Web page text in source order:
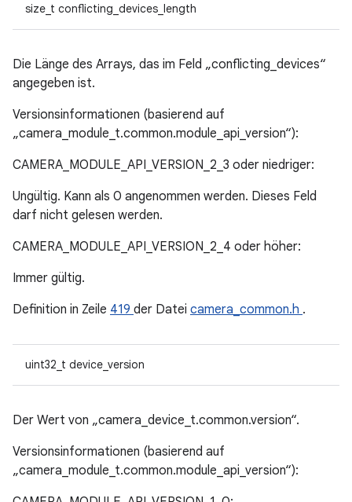
size_t conflicting_devices_length
Die Länge des Arrays, das im Feld „conflicting_devices“
angegeben ist.
Versionsinformationen (basierend auf
„camera_module_t.common.module_api_version“):
CAMERA_MODULE_API_VERSION_2_3 oder niedriger:
Ungültig. Kann als 0 angenommen werden. Dieses Feld
darf nicht gelesen werden.
CAMERA_MODULE_API_VERSION_2_4 oder höher:
Immer gültig.
Definition in Zeile 419 der Datei camera_common.h .
uint32_t device_version
Der Wert von „camera_device_t.common.version“.
Versionsinformationen (basierend auf
„camera_module_t.common.module_api_version“):